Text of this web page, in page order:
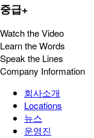
중급+
Watch the Video
Learn the Words
Speak the Lines
Company Information
회사소개
Locations
뉴스
운영진